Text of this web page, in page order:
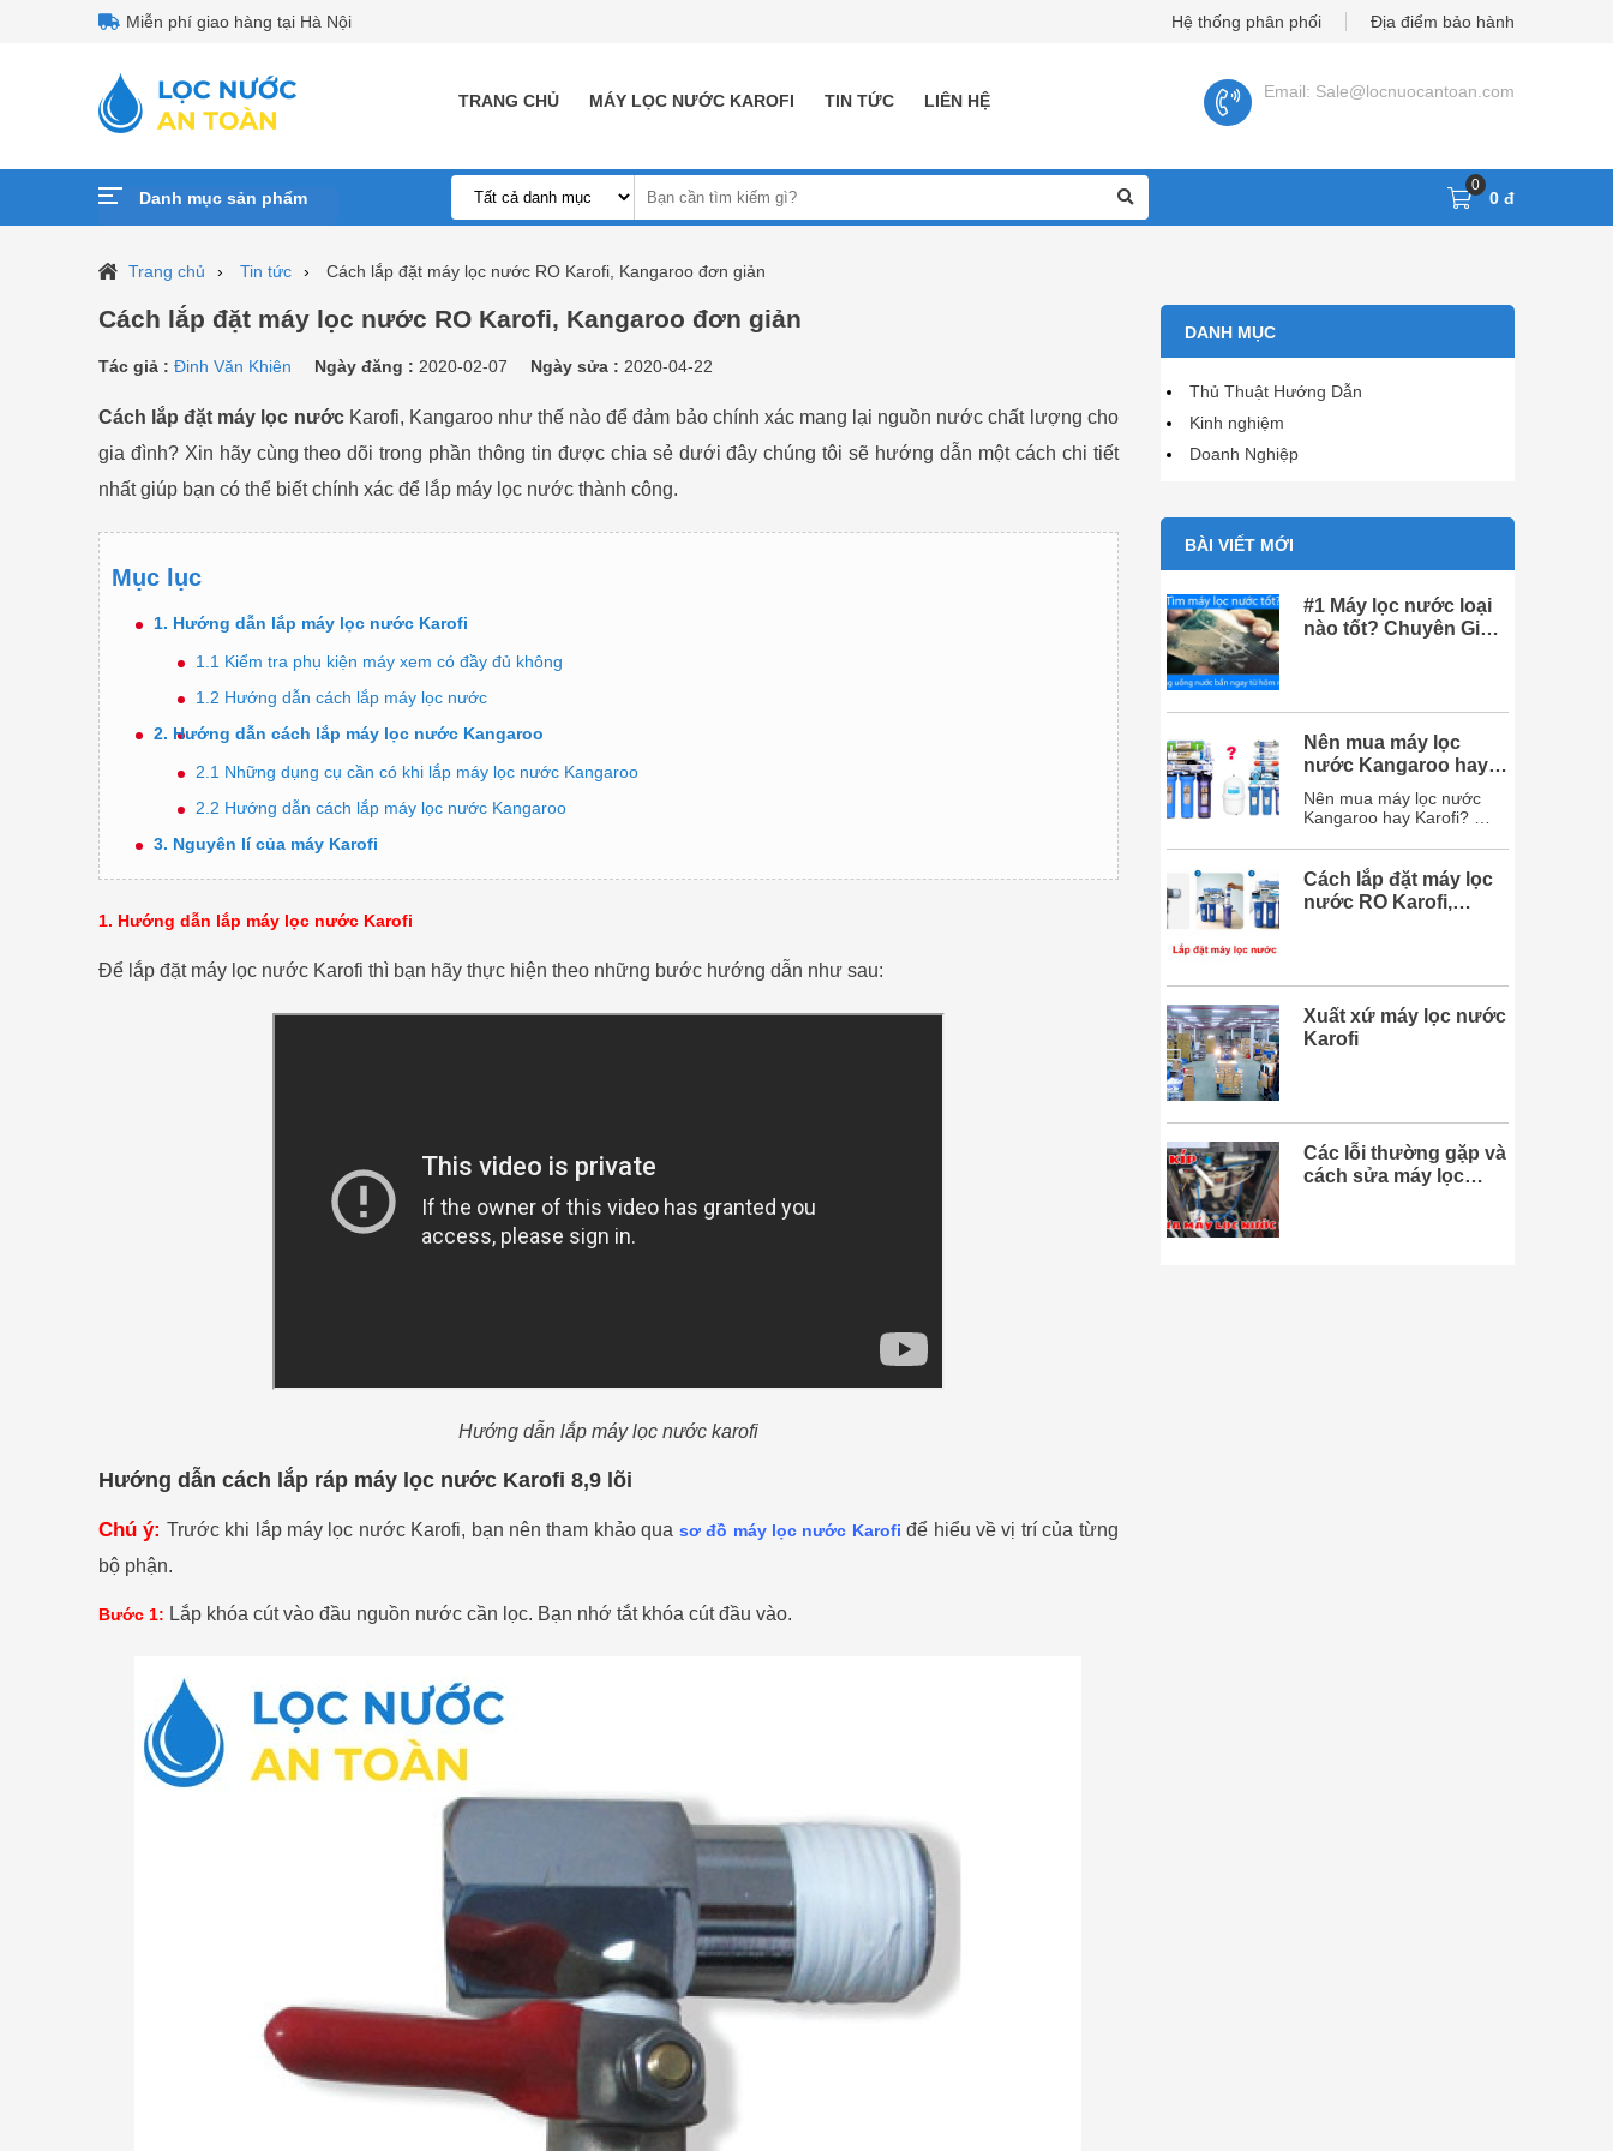
Miễn phí giao hàng tại Hà Nội Hệ thống phân phối Địa điểm bảo hành
TRANG CHỦ MÁY LỌC NƯỚC KAROFI TIN TỨC LIÊN HỆ Email: Sale@locnuocantoan.com
Danh mục sản phẩm
0
0 đ
Trang chủ Tin tức Cách lắp đặt máy lọc nước RO Karofi, Kangaroo đơn giản
Cách lắp đặt máy lọc nước RO Karofi, Kangaroo đơn giản
Tác giả : Đinh Văn Khiên Ngày đăng : 2020-02-07 Ngày sửa : 2020-04-22
Cách lắp đặt máy lọc nước Karofi, Kangaroo như thế nào để đảm bảo chính xác mang lại nguồn nước chất lượng cho
gia đình? Xin hãy cùng theo dõi trong phần thông tin được chia sẻ dưới đây chúng tôi sẽ hướng dẫn một cách chi tiết
nhất giúp bạn có thể biết chính xác để lắp máy lọc nước thành công.
Mục lục
1. Hướng dẫn lắp máy lọc nước Karofi
1.1 Kiểm tra phụ kiện máy xem có đầy đủ không
1.2 Hướng dẫn cách lắp máy lọc nước
2. Hướng dẫn cách lắp máy lọc nước Kangaroo
2.1 Những dụng cụ cần có khi lắp máy lọc nước Kangaroo
2.2 Hướng dẫn cách lắp máy lọc nước Kangaroo
3. Nguyên lí của máy Karofi
1. Hướng dẫn lắp máy lọc nước Karofi
Để lắp đặt máy lọc nước Karofi thì bạn hãy thực hiện theo những bước hướng dẫn như sau:
Hướng dẫn lắp máy lọc nước karofi
Hướng dẫn cách lắp ráp máy lọc nước Karofi 8,9 lõi
Chú ý: Trước khi lắp máy lọc nước Karofi, bạn nên tham khảo qua sơ đồ máy lọc nước Karofi để hiểu về vị trí của từng
bộ phận.
Bước 1: Lắp khóa cút vào đầu nguồn nước cần lọc. Bạn nhớ tắt khóa cút đầu vào.
DANH MỤC
Thủ Thuật Hướng Dẫn
Kinh nghiệm
Doanh Nghiệp
BÀI VIẾT MỚI
#1 Máy lọc nước loại
nào tốt? Chuyên Gia
Nên mua máy lọc
nước Kangaroo hay
Karofi? So sánh chi
tiết
Nên mua máy lọc nước
Kangaroo hay Karofi?
thắc mắc của bạn và chắc
chắn sau bài viết này, bạn
sẽ chọn được hãng máy
lọc nước phù hợp với
...
Cách lắp đặt máy lọc
nước RO Karofi,
Xuất xứ máy lọc nước
Karofi
Các lỗi thường gặp và
cách sửa máy lọc